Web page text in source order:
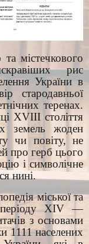
містечкового
рис
України в
стародавньої
теренах.
XVIII cтоліття
земель жоден
чи повіту, не
про герб цього
і символічне
нині.
міської та
періоду XIV —
з основами
1111 населених